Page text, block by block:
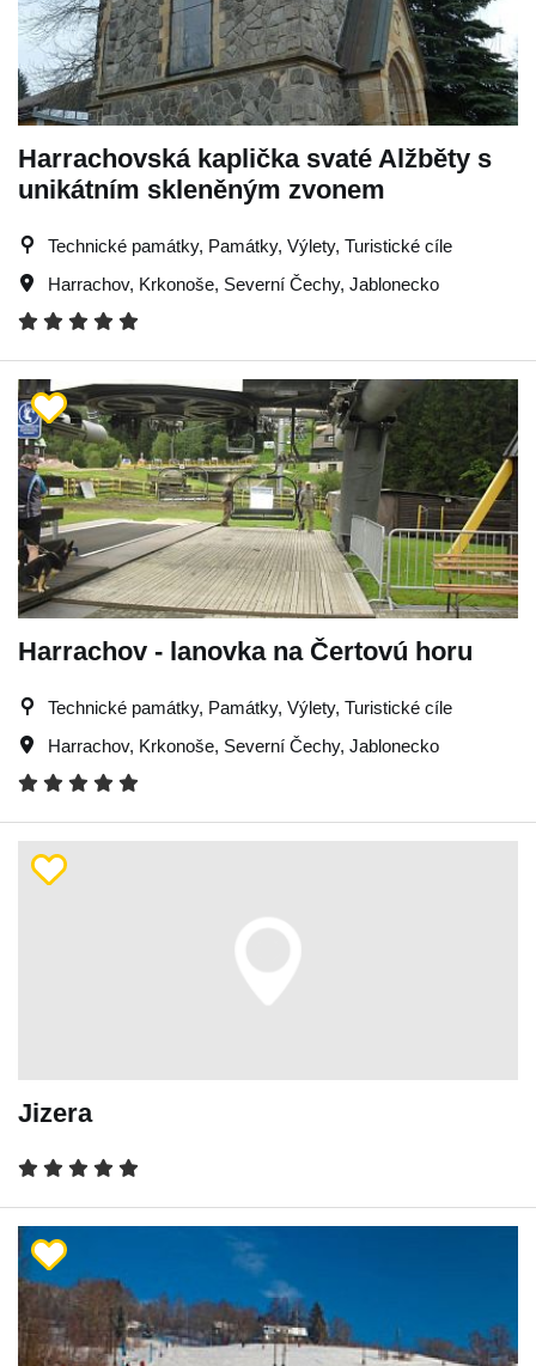
Harrachovská kaplička svaté Alžběty s
unikátním skleněným zvonem
Technické památky, Památky, Výlety, Turistické cíle
Harrachov, Krkonoše, Severní Čechy, Jablonecko
Harrachov - lanovka na Čertovú horu
Technické památky, Památky, Výlety, Turistické cíle
Harrachov, Krkonoše, Severní Čechy, Jablonecko
Jizera